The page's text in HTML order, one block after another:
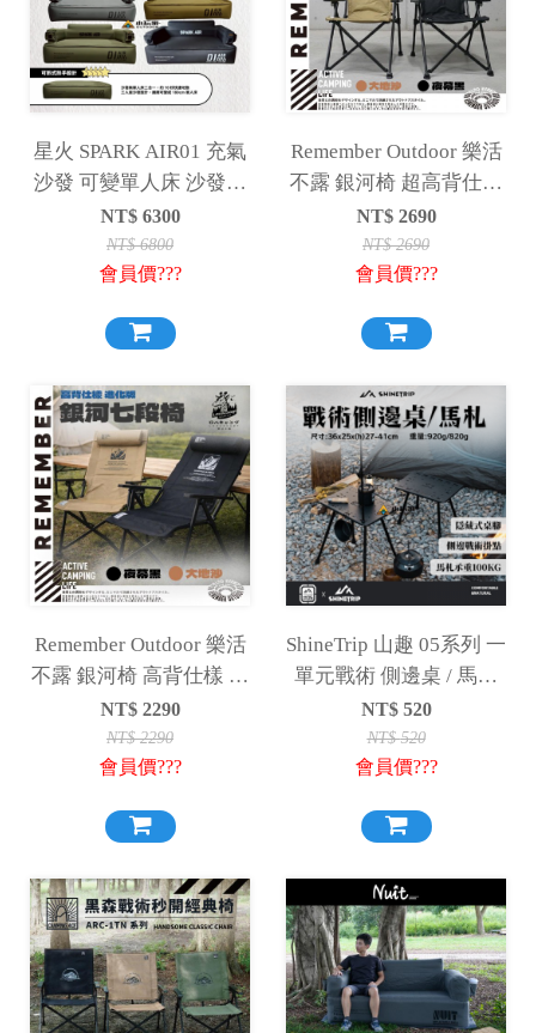
星火 SPARK AIR01 充氣
沙發 可變單人床 沙發床
充氣床 單人充氣床
MARS
NT$ 6300
NT$6800
會員價???
Remember Outdoor 樂活
不露 銀河椅 超高背仕樣
七段折疊椅 折疊椅 高背
椅 大川椅 椅子 露營
NT$ 2690
NT$2690
會員價???
Remember Outdoor 樂活
不露 銀河椅 高背仕樣 七
段折疊椅 折疊椅 高背椅
大川椅 椅子 露營
NT$ 2290
NT$2290
會員價???
ShineTrip 山趣 05系列 一
單元戰術 側邊桌 / 馬札
延伸桌 小桌 板凳 桌板
NT$ 520
NT$520
會員價???